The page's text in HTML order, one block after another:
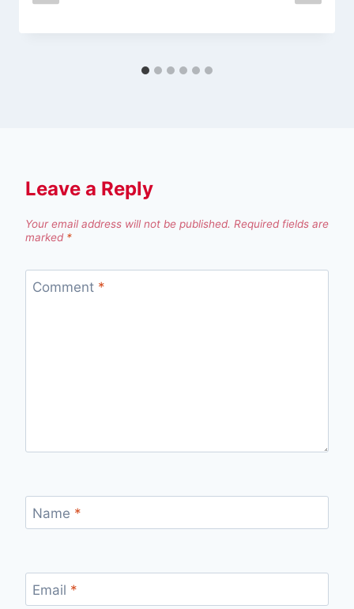
Leave a Reply
Your email address will not be published. Required fields are
marked *
Comment *
Name *
Email *